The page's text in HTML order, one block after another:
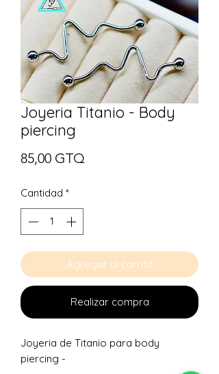
Joyeria Titanio - Body
piercing
85,00 GTQ
Cantidad *
Agregar al carrito
Realizar compra
Joyeria de Titanio para body
piercing -